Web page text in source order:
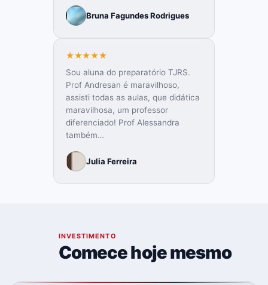
Bruna Fagundes Rodrigues
★★★★★
Sou aluna do preparatório TJRS.
Prof Andresan é maravilhoso,
assisti todas as aulas, que didática
maravilhosa, um professor
diferenciado! Prof Alessandra
também…
Julia Ferreira
INVESTIMENTO
Comece hoje mesmo